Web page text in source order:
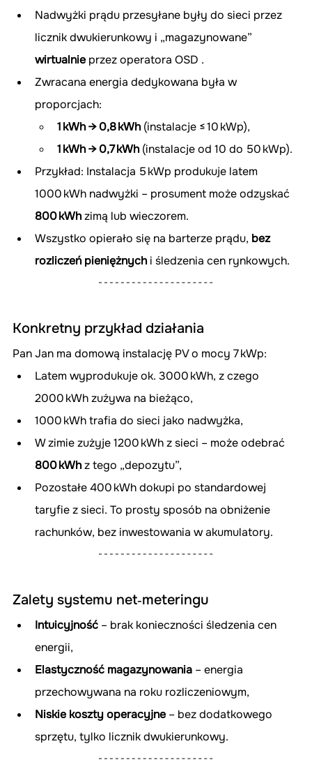
Nadwyżki prądu przesyłane były do sieci przez
licznik dwukierunkowy i „magazynowane”
wirtualnie przez operatora OSD .
Zwracana energia dedykowana była w
proporcjach:
1 kWh → 0,8 kWh (instalacje ≤ 10 kWp),
1 kWh → 0,7 kWh (instalacje od 10 do 50 kWp).
Przykład: Instalacja 5 kWp produkuje latem
1000 kWh nadwyżki – prosument może odzyskać
800 kWh zimą lub wieczorem.
Wszystko opierało się na barterze prądu, bez
rozliczeń pieniężnych i śledzenia cen rynkowych.
Konkretny przykład działania
Pan Jan ma domową instalację PV o mocy 7 kWp:
Latem wyprodukuje ok. 3000 kWh, z czego
2000 kWh zużywa na bieżąco,
1000 kWh trafia do sieci jako nadwyżka,
W zimie zużyje 1200 kWh z sieci – może odebrać
800 kWh z tego „depozytu”,
Pozostałe 400 kWh dokupi po standardowej
taryfie z sieci. To prosty sposób na obniżenie
rachunków, bez inwestowania w akumulatory.
Zalety systemu net‑meteringu
Intuicyjność – brak konieczności śledzenia cen
energii,
Elastyczność magazynowania – energia
przechowywana na roku rozliczeniowym,
Niskie koszty operacyjne – bez dodatkowego
sprzętu, tylko licznik dwukierunkowy.